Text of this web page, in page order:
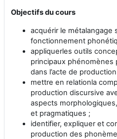
Objectifs du cours
acquérir le métalangage
fonctionnement
appliquerles outils
principaux phénomènes
dans l’acte de
mettre en relationla
production discursive
aspects
et pragmatiques ;
identifier, expliquer et
production des